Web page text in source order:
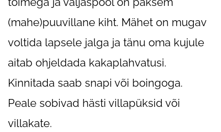
(mahe)puuvillane kiht. Mähet on mugav
voltida lapsele jalga ja tänu oma kujule
aitab ohjeldada kakaplahvatusi.
Kinnitada saab snapi või boingoga.
Peale sobivad hästi villapüksid või
villakate.